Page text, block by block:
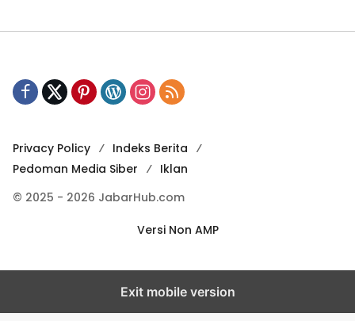
Privacy Policy
Indeks Berita
Pedoman Media Siber
Iklan
© 2025 - 2026 JabarHub.com
Versi Non AMP
Exit mobile version